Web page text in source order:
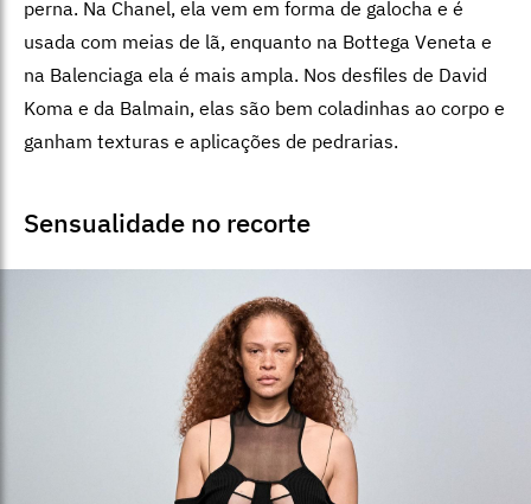
perna. Na Chanel, ela vem em forma de galocha e é
usada com meias de lã, enquanto na Bottega Veneta e
na Balenciaga ela é mais ampla. Nos desfiles de David
Koma e da Balmain, elas são bem coladinhas ao corpo e
ganham texturas e aplicações de pedrarias.
Sensualidade no recorte